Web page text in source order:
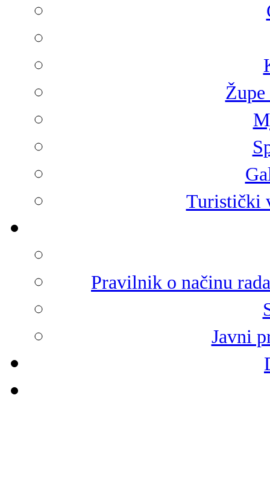
Turistički
Pravilnik o načinu
Javni